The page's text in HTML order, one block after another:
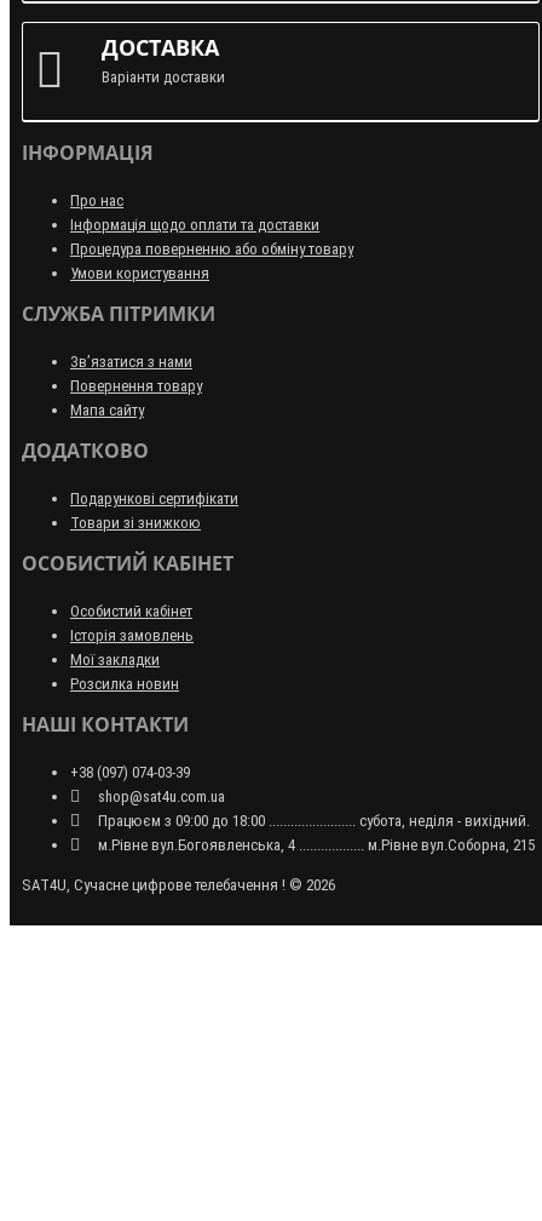
ДОСТАВКА
Варіанти доставки
ІНФОРМАЦІЯ
Про нас
Інформація щодо оплати та доставки
Процедура поверненню або обміну товару
Умови користування
СЛУЖБА ПІТРИМКИ
Зв’язатися з нами
Повернення товару
Мапа сайту
ДОДАТКОВО
Подарункові сертифікати
Товари зі знижкою
ОСОБИСТИЙ КАБІНЕТ
Особистий кабінет
Історія замовлень
Мої закладки
Розсилка новин
НАШІ КОНТАКТИ
+38 (097) 074-03-39
shop@sat4u.com.ua
Працюєм з 09:00 до 18:00 ........................ субота, неділя - вихідний.
м.Рівне вул.Богоявленська, 4 .................. м.Рівне вул.Соборна, 215
SAT4U, Сучасне цифрове телебачення ! © 2026